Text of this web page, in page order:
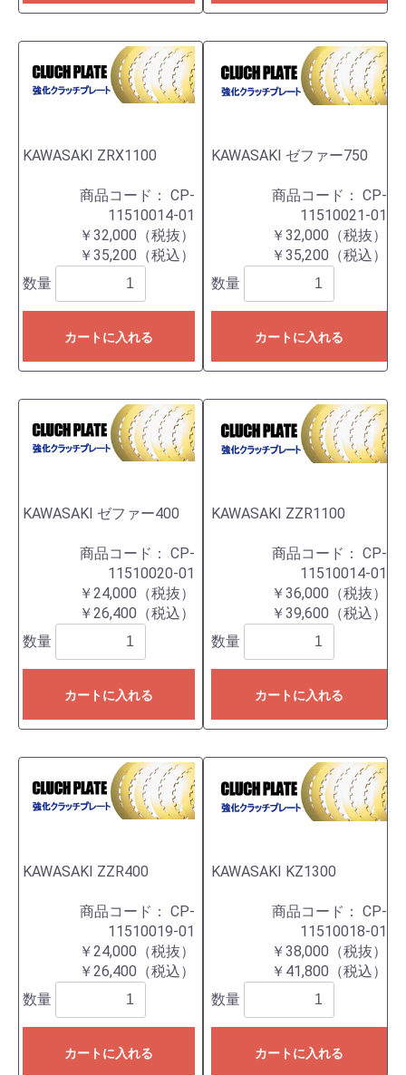
KAWASAKI ZRX1100
商品コード： CP-
11510014-01
￥32,000（税抜）
￥35,200（税込）
数量
カートに入れる
KAWASAKI ゼファー750
商品コード： CP-
11510021-01
￥32,000（税抜）
￥35,200（税込）
数量
カートに入れる
KAWASAKI ゼファー400
商品コード： CP-
11510020-01
￥24,000（税抜）
￥26,400（税込）
数量
カートに入れる
KAWASAKI ZZR1100
商品コード： CP-
11510014-01
￥36,000（税抜）
￥39,600（税込）
数量
カートに入れる
KAWASAKI ZZR400
商品コード： CP-
11510019-01
￥24,000（税抜）
￥26,400（税込）
数量
カートに入れる
KAWASAKI KZ1300
商品コード： CP-
11510018-01
￥38,000（税抜）
￥41,800（税込）
数量
カートに入れる